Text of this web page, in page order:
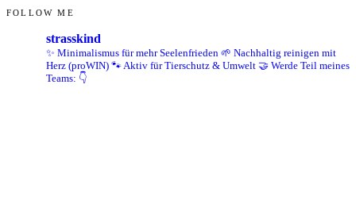
FOLLOW ME
strasskind
✨ Minimalismus für mehr Seelenfrieden 🌱 Nachhaltig reinigen mit
Herz (proWIN) 🐾 Aktiv für Tierschutz & Umwelt 🤝 Werde Teil meines
Teams: 👇